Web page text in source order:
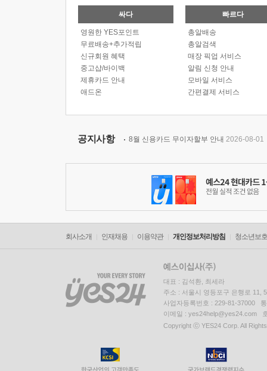
싸다
영원한 YES포인트
무료배송+추가적립
신규회원 혜택
중고샵/바이백
제휴카드 안내
애드온
빠르다
총알배송
총알검색
매장 픽업 서비스
알림 신청 안내
모바일 서비스
간편결제 서비스
공지사항 8월 신용카드 무이자할부 안내 2026-08-01
회사소개 인재채용 이용약관 개인정보처리방침 청소년보
대표 : 김석환, 최세라
주소 : 서울시 영등포구 은행로 11,
사업자등록번호 : 229-81-37000
이메일 : yes24help@yes24.com
Copyright ⓒ YES24 Corp. All